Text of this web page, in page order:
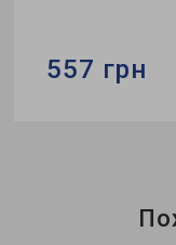
557 грн